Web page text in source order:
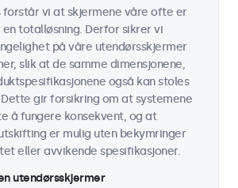
forstår vi at skjermene våre ofte er
totalløsning. Derfor sikrer vi
på våre utendørsskjermer
slik at de samme dimensjonene,
også kan stoles
gir forsikring om at systemene
å fungere konsekvent, og at
er mulig uten bekymringer
eller avvikende spesifikasjoner.
utendørsskjermer